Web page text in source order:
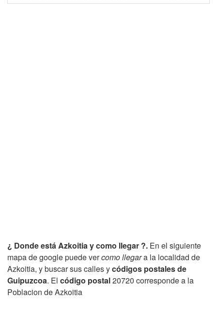
¿ Donde está Azkoitia y como llegar ?. En el siguiente
mapa de google puede vercomo llegara la localidad de
Azkoitia, y buscar sus calles ycódigos postales de
Guipuzcoa. El código postal20720 corresponde a la
Poblacion de Azkoitia